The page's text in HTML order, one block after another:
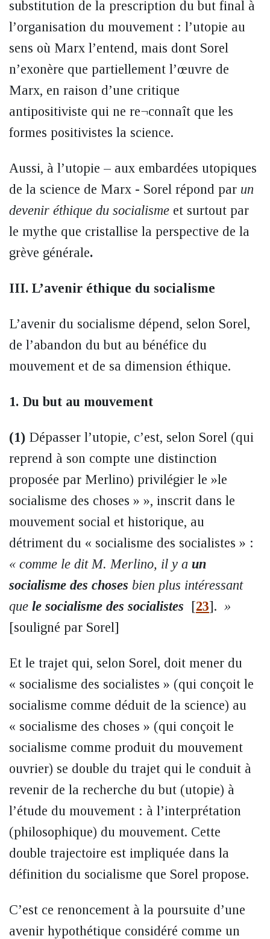
substitution de la prescription du but final à
l’organisation du mouvement : l’utopie au
sens où Marx l’entend, mais dont Sorel
n’exonère que partiellement l’œuvre de
Marx, en raison d’une critique
antipositiviste qui ne re¬connaît que les
formes positivistes la science.
Aussi, à l’utopie – aux embardées utopiques
de la science de Marx - Sorel répond par un
devenir éthique du socialisme et surtout par
le mythe que cristallise la perspective de la
grève générale.
III. L’avenir éthique du socialisme
L’avenir du socialisme dépend, selon Sorel,
de l’abandon du but au bénéfice du
mouvement et de sa dimension éthique.
1. Du but au mouvement
(1) Dépasser l’utopie, c’est, selon Sorel (qui
reprend à son compte une distinction
proposée par Merlino) privilégier le »le
socialisme des choses » », inscrit dans le
mouvement social et historique, au
détriment du « socialisme des socialistes » :
« comme le dit M. Merlino, il y a un
socialisme des choses bien plus intéressant
que le socialisme des socialistes [23]. »
[souligné par Sorel]
Et le trajet qui, selon Sorel, doit mener du
« socialisme des socialistes » (qui conçoit le
socialisme comme déduit de la science) au
« socialisme des choses » (qui conçoit le
socialisme comme produit du mouvement
ouvrier) se double du trajet qui le conduit à
revenir de la recherche du but (utopie) à
l’étude du mouvement : à l’interprétation
(philosophique) du mouvement. Cette
double trajectoire est impliquée dans la
définition du socialisme que Sorel propose.
C’est ce renoncement à la poursuite d’une
avenir hypothétique considéré comme un